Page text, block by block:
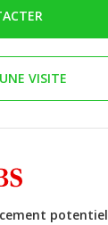
VISITE
potentiel